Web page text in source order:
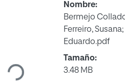
Cargando...
Nombre:
Bermejo
Ferreiro,
Eduardo.pdf
Tamaño:
3.48 MB